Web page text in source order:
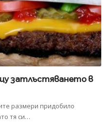
затлъстяването в
размери придобило
тя си…